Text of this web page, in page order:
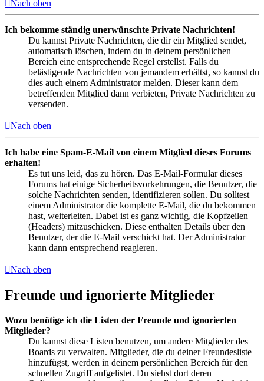
Nach oben
Ich bekomme ständig unerwünschte Private Nachrichten!
Du kannst Private Nachrichten, die dir ein Mitglied sendet,
automatisch löschen, indem du in deinem persönlichen
Bereich eine entsprechende Regel erstellst. Falls du
belästigende Nachrichten von jemandem erhältst, so kannst du
dies auch einem Administrator melden. Dieser kann dem
betreffenden Mitglied dann verbieten, Private Nachrichten zu
versenden.
Nach oben
Ich habe eine Spam-E-Mail von einem Mitglied dieses Forums
erhalten!
Es tut uns leid, das zu hören. Das E-Mail-Formular dieses
Forums hat einige Sicherheitsvorkehrungen, die Benutzer, die
solche Nachrichten senden, identifizieren sollen. Du solltest
einem Administrator die komplette E-Mail, die du bekommen
hast, weiterleiten. Dabei ist es ganz wichtig, die Kopfzeilen
(Headers) mitzuschicken. Diese enthalten Details über den
Benutzer, der die E-Mail verschickt hat. Der Administrator
kann dann entsprechend reagieren.
Nach oben
Freunde und ignorierte Mitglieder
Wozu benötige ich die Listen der Freunde und ignorierten
Mitglieder?
Du kannst diese Listen benutzen, um andere Mitglieder des
Boards zu verwalten. Mitglieder, die du deiner Freundesliste
hinzufügst, werden in deinem persönlichen Bereich für den
schnellen Zugriff aufgelistet. Du siehst dort deren